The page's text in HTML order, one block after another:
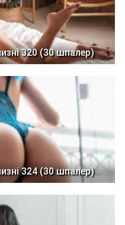
320 (30 шпалер)
324 (30 шпалер)